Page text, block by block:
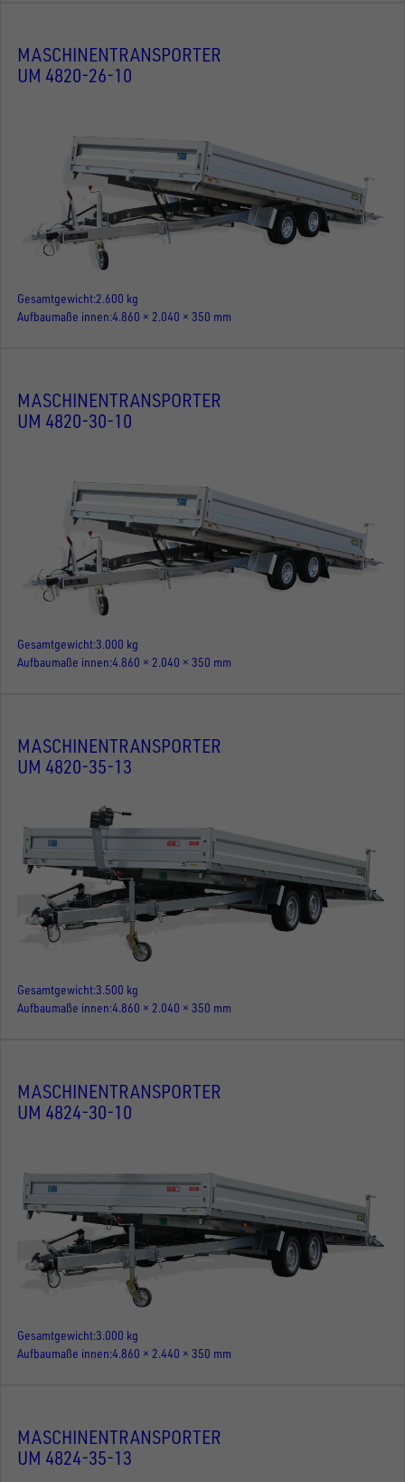
MASCHINENTRANSPORTER
UM 4820-26-10
Gesamtgewicht 2.600 kg
Aufbaumaße innen 4.860 × 2.040 × 350 mm
MASCHINENTRANSPORTER
UM 4820-30-10
Gesamtgewicht3.000 kg
Aufbaumaße innen 4.860 × 2.040 × 350 mm
MASCHINENTRANSPORTER
UM 4820-35-13
Gesamtgewicht3.500 kg
Aufbaumaße innen 4.860 × 2.040 × 350 mm
MASCHINENTRANSPORTER
UM 4824-30-10
Gesamtgewicht3.000 kg
Aufbaumaße innen 4.860 × 2.440 × 350 mm
MASCHINENTRANSPORTER
UM 4824-35-13